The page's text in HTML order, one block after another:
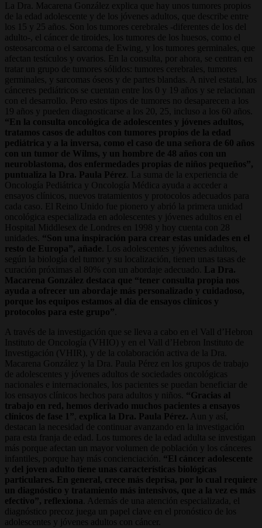
La Dra. Macarena González explica que hay unos tumores propios
de la edad adolescente y de los jóvenes adultos, que describe entre
los 15 y 25 años. Son los tumores cerebrales -diferentes de los del
adulto-, el cáncer de tiroides, los tumores de los huesos, como el
osteosarcoma o el sarcoma de Ewing, y los tumores germinales, que
afectan testículos y ovarios. En la consulta, por ahora, se centran en
tratar un grupo de tumores sólidos: tumores cerebrales, tumores
germinales, y sarcomas óseos y de partes blandas. A nivel estatal, los
cánceres pediátricos se cuentan entre los 0 y 19 años y se relacionan
con el desarrollo. Pero estos tipos de tumores no desaparecen a los
19 años y pueden diagnosticarse a los 20, 25, incluso a los 60 años.
“En la consulta oncológica de adolescentes y jóvenes adultos,
tratamos casos de adultos con tumores propios de la edad
pediátrica y a la inversa, como el caso de una señora de 60 años
con un tumor de Wilms, y un hombre de 48 años con un
neuroblastoma, dos enfermedades propias de niños pequeños”,
puntualiza la Dra. Paula Pérez . La suma de la experiencia de
Oncología Pediátrica y Oncología Médica ayuda a acceder a
ensayos clínicos, nuevos tratamientos y protocolos adecuados para
cada caso. El Reino Unido fue pionero y abrió la primera unidad
oncológica especializada en adolescentes y jóvenes adultos en el
Hospital Middlesex de Londres en 1998 y hoy cuenta con 28
unidades. “Son una inspiración para crear estas unidades en el
resto de Europa”, añade . Los adolescentes y jóvenes adultos,
según la biología del tumor y su localización, tienen unas tasas de
curación próximas al 80% con un abordaje adecuado.
La Dra.
Macarena González destaca que “tener consulta propia nos
ayuda a ofrecer un abordaje más personalizado y cuidadoso,
porque los equipos estamos al día de ensayos clínicos y
protocolos para este grupo”
A través de la investigación que se lleva a cabo en el Vall d’Hebron
Instituto de Oncología (VHIO) y en el Vall d’Hebron Instituto de
Investigación (VHIR), y de la colaboración activa de la Dra.
Macarena González y la Dra. Paula Pérez en los grupos de trabajo
de adolescentes y jóvenes adultos de sociedades oncológicas
nacionales e internacionales, los pacientes se puedan beneficiar de
los ensayos clínicos hechos para adultos y niños. “Gracias al
trabajo en red, hemos derivado muchos pacientes a ensayos
clínicos de fase 1” explica la Dra. Paula Pérez. Aun y así,
destacan la necesidad de continuar avanzando en la investigación
para esta franja de edad. Los tumores de la edad adulta se investigan
más porque afectan un mayor volumen de población y los cánceres
infantiles, porque hay más concienciación. “El cáncer adolescente
y del joven adulto tiene unas características biológicas
particulares. En general, crece más deprisa, por lo cual requiere
un diagnóstico y tratamiento más intensivos, que a la vez es más
efectivo”, reflexiona . Además de una atención especializada, el
diagnóstico precoz juega un papel clave en el pronóstico de los
adolescentes y jóvenes adultos con cáncer.